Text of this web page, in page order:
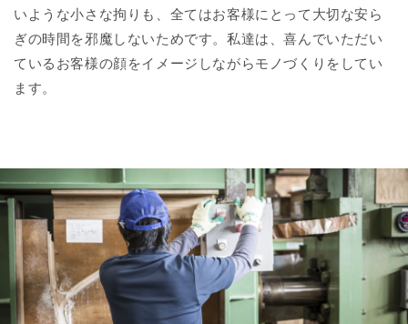
いような小さな拘りも、全てはお客様にとって大切な安ら
ぎの時間を邪魔しないためです。私達は、喜んでいただい
ているお客様の顔をイメージしながらモノづくりをしてい
ます。